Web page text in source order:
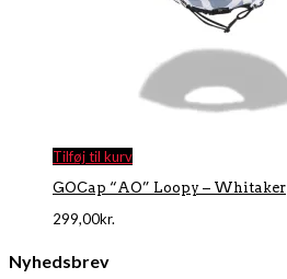
Tilføj til kurv
GOCap “AO” Loopy – Whitaker
299,00kr.
Nyhedsbrev